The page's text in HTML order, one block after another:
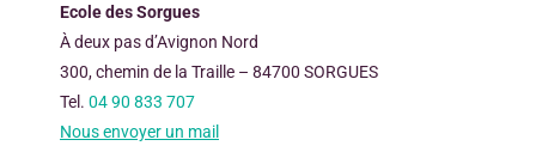
Ecole des Sorgues
À deux pas d’Avignon Nord
300, chemin de la Traille – 84700 SORGUES
Tel. 04 90 833 707
Nous envoyer un mail